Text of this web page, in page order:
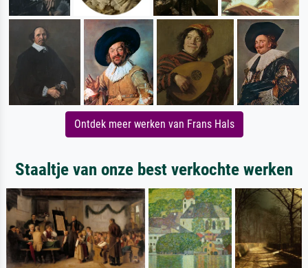
Ontdek meer werken van Frans Hals
Staaltje van onze best verkochte werken